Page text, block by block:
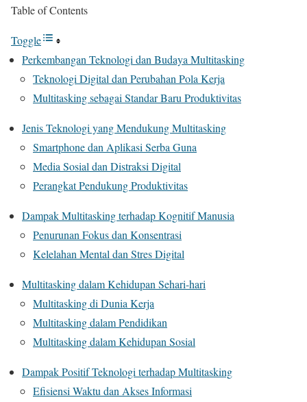
Table of Contents
Toggle
Perkembangan Teknologi dan Budaya Multitasking
Teknologi Digital dan Perubahan Pola Kerja
Multitasking sebagai Standar Baru Produktivitas
Jenis Teknologi yang Mendukung Multitasking
Smartphone dan Aplikasi Serba Guna
Media Sosial dan Distraksi Digital
Perangkat Pendukung Produktivitas
Dampak Multitasking terhadap Kognitif Manusia
Penurunan Fokus dan Konsentrasi
Kelelahan Mental dan Stres Digital
Multitasking dalam Kehidupan Sehari-hari
Multitasking di Dunia Kerja
Multitasking dalam Pendidikan
Multitasking dalam Kehidupan Sosial
Dampak Positif Teknologi terhadap Multitasking
Efisiensi Waktu dan Akses Informasi